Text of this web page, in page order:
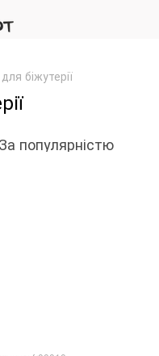
біжутерії
За популярністю